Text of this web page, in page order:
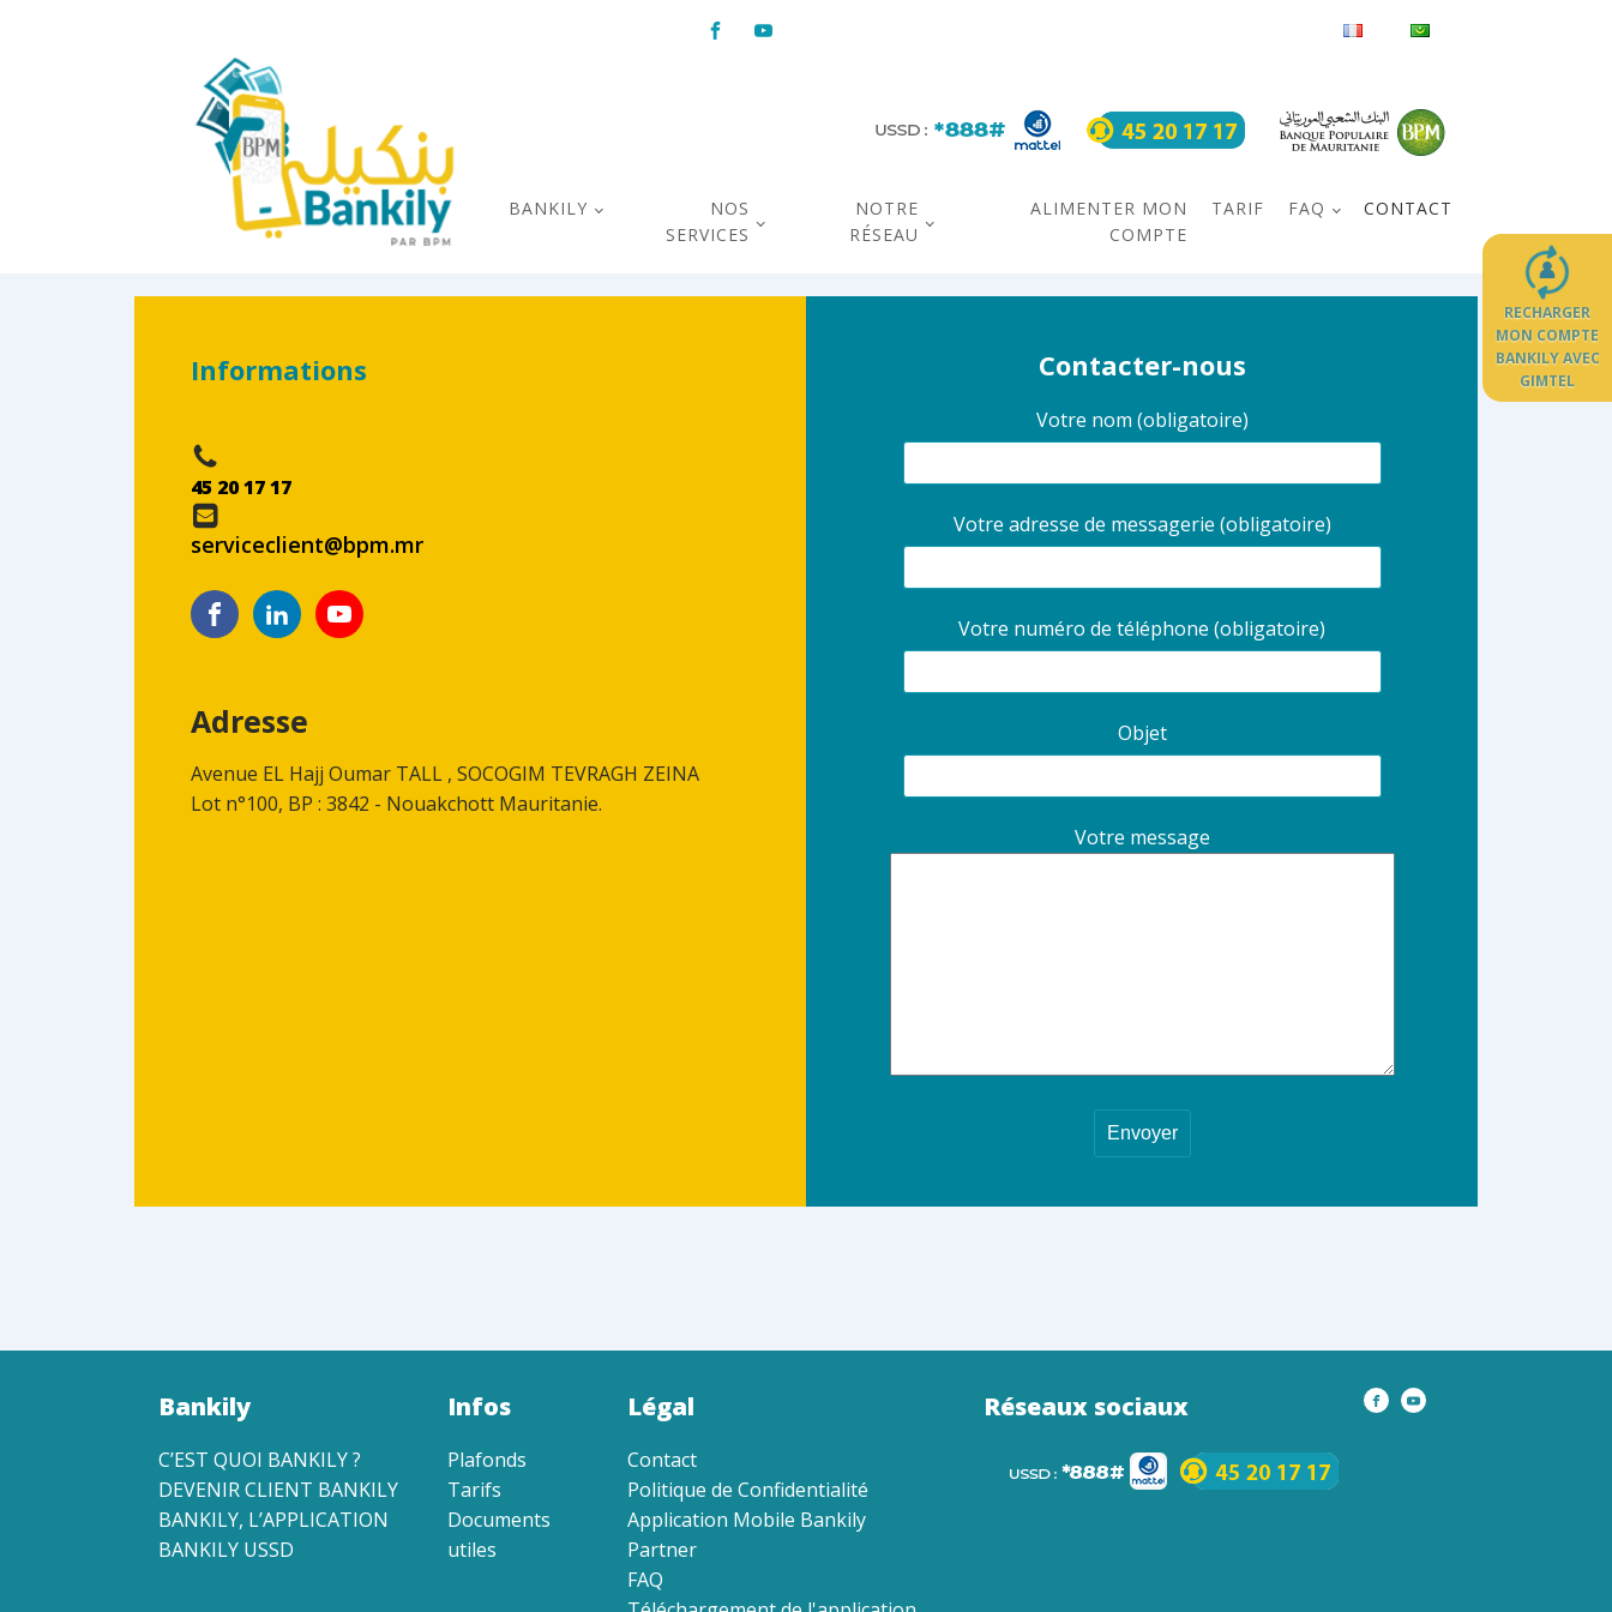
BANKILY
NOS
SERVICES
NOTRE
RÉSEAU
ALIMENTER MON
COMPTE
TARIF FAQ CONTACT
Informations
45 20 17 17
serviceclient@bpm.mr
Adresse
Avenue EL Hajj Oumar TALL , SOCOGIM TEVRAGH ZEINA
Lot n°100, BP : 3842 - Nouakchott Mauritanie.
Contacter-nous
Votre nom (obligatoire)
Votre adresse de messagerie (obligatoire)
Votre numéro de téléphone (obligatoire)
Objet
Votre message
Bankily
C’EST QUOI BANKILY ?
DEVENIR CLIENT BANKILY
BANKILY, L’APPLICATION
BANKILY USSD
Infos
Plafonds
Tarifs
Documents
utiles
Légal
Contact
Politique de Confidentialité
Application Mobile Bankily
Partner
FAQ
Réseaux sociaux
RECHARGER
MON COMPTE
BANKILY AVEC
GIMTEL